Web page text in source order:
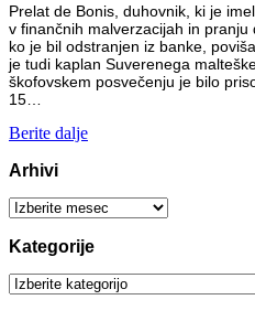
Prelat de Bonis, duhovnik, ki je
v finančnih malverzacijah in pranju
ko je bil odstranjen iz banke,
je tudi kaplan Suverenega
škofovskem posvečenju je bilo
15…
Berite dalje
Arhivi
Arhivi
Kategorije
Kategorije